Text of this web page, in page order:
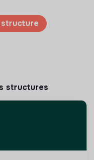
structure
structures